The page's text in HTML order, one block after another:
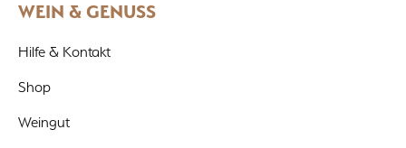
WEIN & GENUSS
Hilfe & Kontakt
Shop
Weingut